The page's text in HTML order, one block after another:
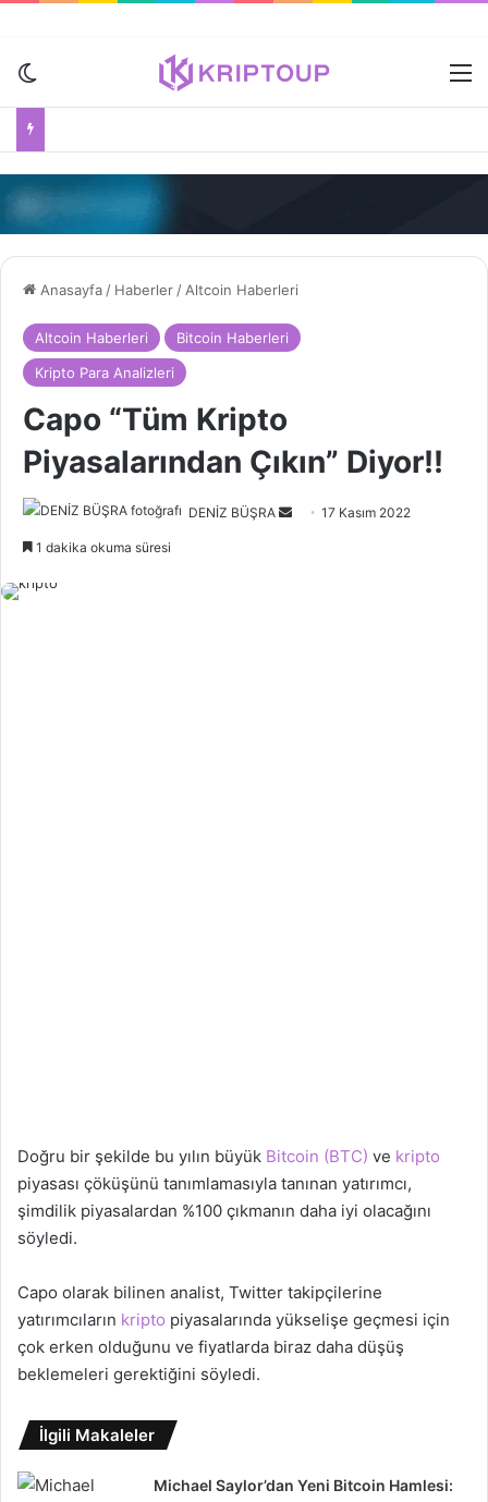
Dış görünümü değiştir
Anasayfa / Haberler / Altcoin Haberleri
Altcoin Haberleri
Bitcoin Haberleri
Kripto Para Analizleri
Capo “Tüm Kripto
Piyasalarından Çıkın” Diyor!!
DENİZ BÜŞRA
Bir
17 Kasım 2022
1 dakika okuma süresi
Doğru bir şekilde bu yılın büyük Bitcoin (BTC) ve kripto
piyasası çöküşünü tanımlamasıyla tanınan yatırımcı,
şimdilik piyasalardan %100 çıkmanın daha iyi olacağını
söyledi.
Capo olarak bilinen analist, Twitter takipçilerine
yatırımcıların kripto piyasalarında yükselişe geçmesi için
çok erken olduğunu ve fiyatlarda biraz daha düşüş
beklemeleri gerektiğini söyledi.
İlgili Makaleler
Michael Saylor’dan Yeni Bitcoin Hamlesi: